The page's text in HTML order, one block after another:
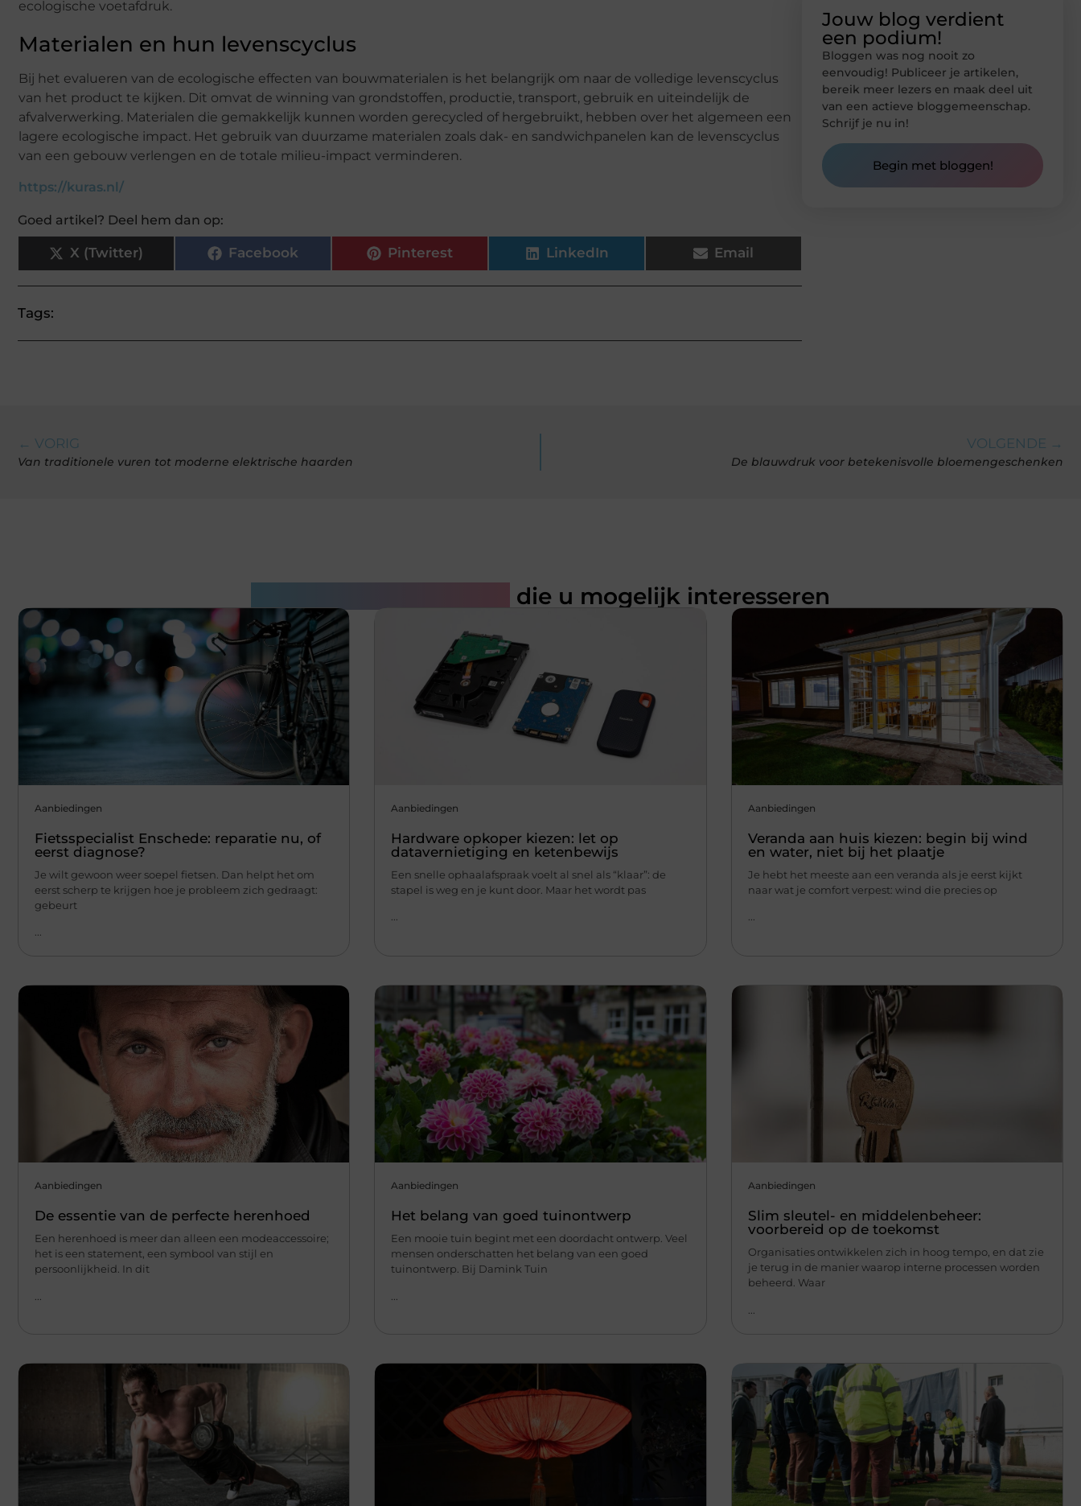
ecologische voetafdruk.
Materialen en hun levenscyclus
Bij het evalueren van de ecologische effecten van bouwmaterialen is het belangrijk om naar de volledige levenscyclus
van het product te kijken. Dit omvat de winning van grondstoffen, productie, transport, gebruik en uiteindelijk de
afvalverwerking. Materialen die gemakkelijk kunnen worden gerecycled of hergebruikt, hebben over het algemeen een
lagere ecologische impact. Het gebruik van duurzame materialen zoals dak- en sandwichpanelen kan de levenscyclus
van een gebouw verlengen en de totale milieu-impact verminderen.
https://kuras.nl/
Goed artikel? Deel hem dan op:
X (Twitter) Facebook Pinterest LinkedIn Email
Tags:
Jouw blog verdient
een podium!
Bloggen was nog nooit zo
eenvoudig! Publiceer je artikelen,
bereik meer lezers en maak deel uit
van een actieve bloggemeenschap.
Schrijf je nu in!
Begin met bloggen!
← VORIG
Van traditionele vuren tot moderne elektrische haarden
VOLGENDE →
De blauwdruk voor betekenisvolle bloemengeschenken
die u mogelijk interesseren
Aanbiedingen
Fietsspecialist Enschede: reparatie nu, of
eerst diagnose?
Je wilt gewoon weer soepel fietsen. Dan helpt het om
eerst scherp te krijgen hoe je probleem zich gedraagt:
gebeurt
...
Aanbiedingen
Hardware opkoper kiezen: let op
datavernietiging en ketenbewijs
Een snelle ophaalafspraak voelt al snel als “klaar”: de
stapel is weg en je kunt door. Maar het wordt pas
...
Aanbiedingen
Veranda aan huis kiezen: begin bij wind
en water, niet bij het plaatje
Je hebt het meeste aan een veranda als je eerst kijkt
naar wat je comfort verpest: wind die precies op
...
Aanbiedingen
De essentie van de perfecte herenhoed
Een herenhoed is meer dan alleen een modeaccessoire;
het is een statement, een symbool van stijl en
persoonlijkheid. In dit
Aanbiedingen
Het belang van goed tuinontwerp
Een mooie tuin begint met een doordacht ontwerp. Veel
mensen onderschatten het belang van een goed
tuinontwerp. Bij Damink Tuin
Aanbiedingen
Slim sleutel- en middelenbeheer:
voorbereid op de toekomst
Organisaties ontwikkelen zich in hoog tempo, en dat zie
je terug in de manier waarop interne processen worden
beheerd. Waar